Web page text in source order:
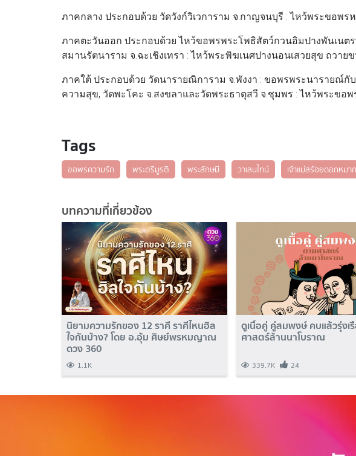
ภาคกลาง ประกอบด้วย วัดวังก์วิเวการาม จ.กาญจนบุรี : ไหว้พระขอพร
ภาคตะวันออก ประกอบด้วย ไหว้ขอพรพระโพธิสัตว์กวนอิมปางพันเนต
สมานรัตนาราม จ.ฉะเชิงเทรา : ไหว้พระพิฆเนศปางนอนเสวยสุข ถวา
ภาคใต้ ประกอบด้วย วัดนารายณิการาม จ.พังงา : ขอพรพระนารายณ์
ความสุข, วัดพะโคะ จ.สงขลาและวัดพระธาตุสวี จ.ชุมพร : ไหว้พระขอ
Tags
ขอพรความรัก พระตรีมูรติ พระลักษมี วาเลนไทน์ เจ้าแม่สร้อยดอกหมาก
บทความที่เกี่ยวข้อง
นิยามความรักของ 12 ราศี ราศีไหนฮิล
ใจกันบ้าง? โดย อ.อุ้ม ศิษย์พรหมญาณ
ดวง 360
1.1K
ดูเนื้อคู่ คู่สมพงษ์ คบแล้วรุ่งเ
ศาสตร์ล้านนาโบราณ
339.7K 24